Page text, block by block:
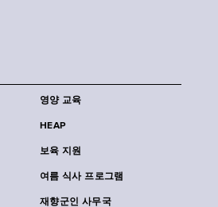
영양 교육
HEAP
보육 지원
여름 식사 프로그램
재향군인 사무국